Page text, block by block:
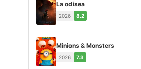
La odisea
2026 8.2
Minions & Monsters
2026 7.3